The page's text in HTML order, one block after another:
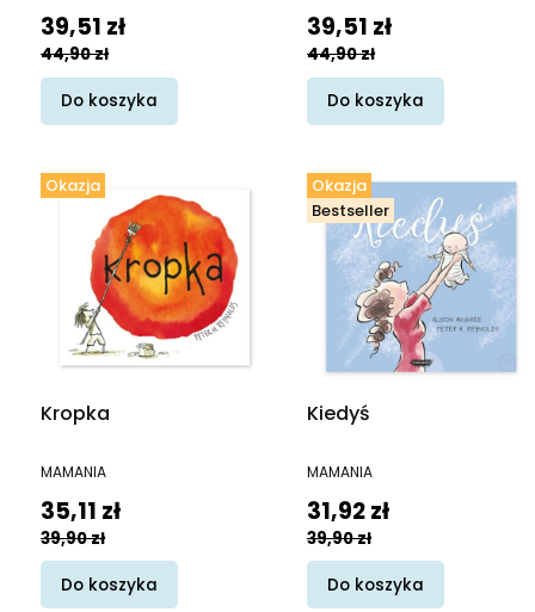
Cena promocyjna
39,51 zł
44,90 zł
Do koszyka
Cena promocyjna
39,51 zł
44,90 zł
Do koszyka
Okazja
Kropka
PRODUCENT
MAMANIA
Cena promocyjna
35,11 zł
39,90 zł
Do koszyka
Okazja
Bestseller
Kiedyś
PRODUCENT
MAMANIA
Cena promocyjna
31,92 zł
39,90 zł
Do koszyka